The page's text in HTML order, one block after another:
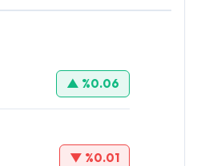
▲ %0.06
▼ %0.01